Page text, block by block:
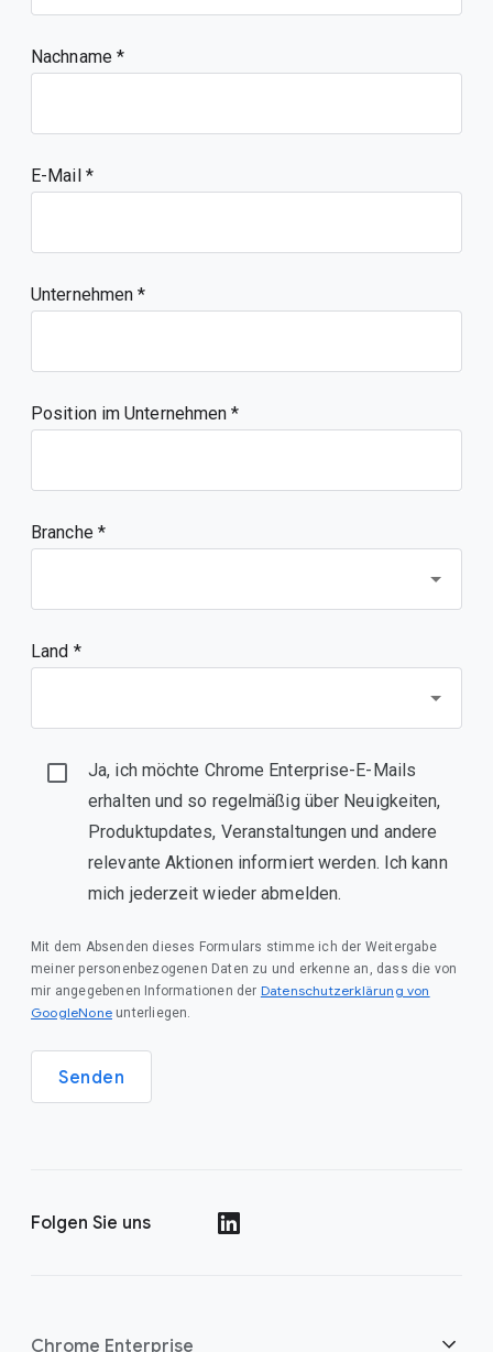
Nachname
E-Mail
Unternehmen
Position im Unternehmen
Branche *
Land *
Ja, ich möchte Chrome Enterprise-E-Mails
erhalten und so regelmäßig über Neuigkeiten,
Produktupdates, Veranstaltungen und andere
relevante Aktionen informiert werden. Ich kann
mich jederzeit wieder abmelden.
Mit dem Absenden dieses Formulars stimme ich der Weitergabe
meiner personenbezogenen Daten zu und erkenne an, dass die von
mir angegebenen Informationen der Datenschutzerklärung von
GoogleNone unterliegen.
Senden
Folgen Sie uns
Chrome Enterprise